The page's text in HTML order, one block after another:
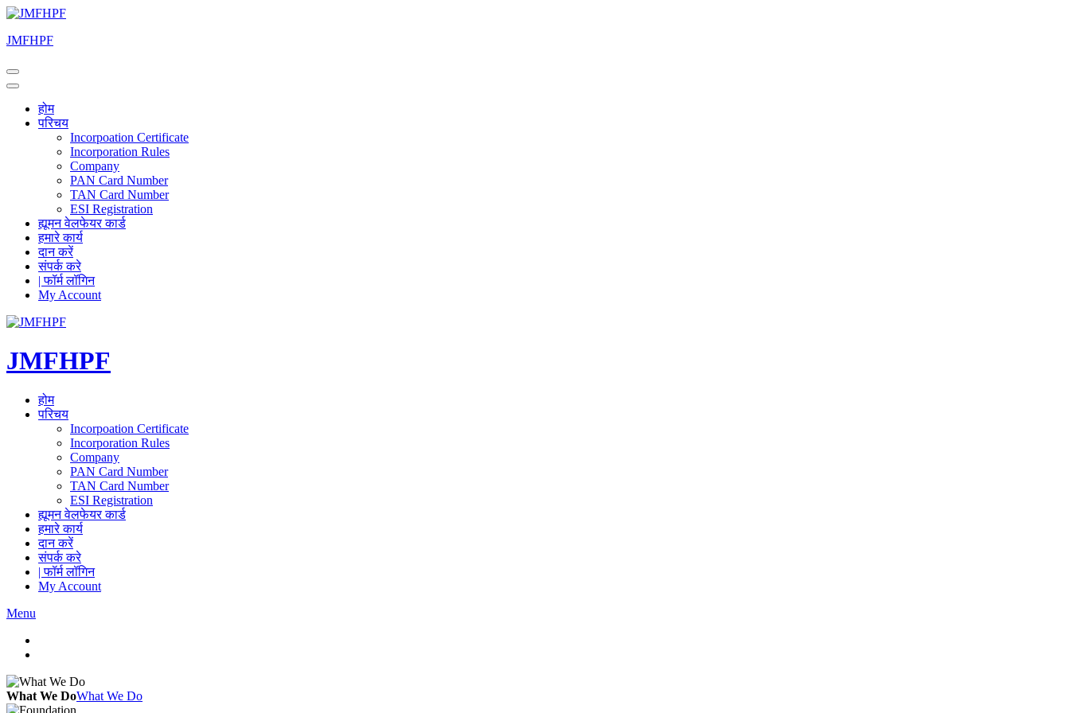
Skip
content
Enter)
JMFHPF
होम
परिचय
Incorpoation Certificate
Incorporation Rules
Company
PAN Card Number
TAN Card Number
ESI Registration
ह्यूमन वेलफेयर कार्ड
हमारे कार्य
दान करें
संपर्क करे
| फॉर्म लॉगिन
My Account
JMFHPF
होम
परिचय
Incorpoation Certificate
Incorporation Rules
Company
PAN Card Number
TAN Card Number
ESI Registration
ह्यूमन वेलफेयर कार्ड
हमारे कार्य
दान करें
संपर्क करे
| फॉर्म लॉगिन
My Account
Menu
What We DoWhat We Do